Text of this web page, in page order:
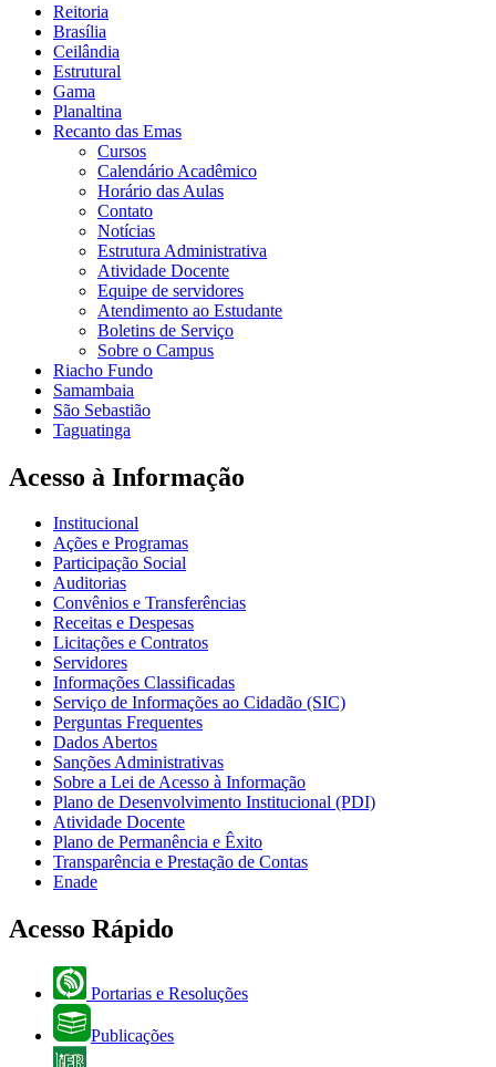
Reitoria
Brasília
Ceilândia
Estrutural
Gama
Planaltina
Recanto das Emas
Cursos
Calendário Acadêmico
Horário das Aulas
Contato
Notícias
Estrutura Administrativa
Atividade Docente
Equipe de servidores
Atendimento ao Estudante
Boletins de Serviço
Sobre o Campus
Riacho Fundo
Samambaia
São Sebastião
Taguatinga
Acesso à Informação
Institucional
Ações e Programas
Participação Social
Auditorias
Convênios e Transferências
Receitas e Despesas
Licitações e Contratos
Servidores
Informações Classificadas
Serviço de Informações ao Cidadão (SIC)
Perguntas Frequentes
Dados Abertos
Sanções Administrativas
Sobre a Lei de Acesso à Informação
Plano de Desenvolvimento Institucional (PDI)
Atividade Docente
Plano de Permanência e Êxito
Transparência e Prestação de Contas
Enade
Acesso Rápido
Portarias e Resoluções
Publicações